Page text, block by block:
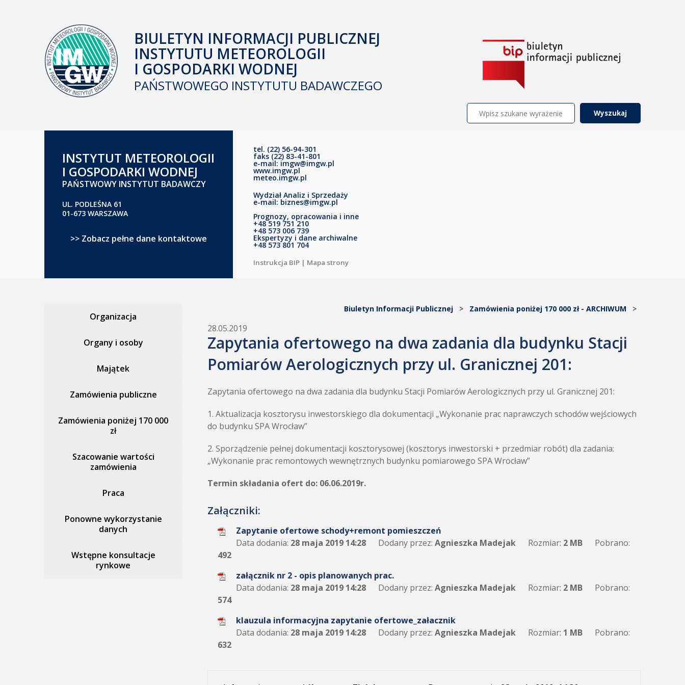
BIULETYN INFORMACJI PUBLICZNEJ
INSTYTUTU METEOROLOGII
I GOSPODARKI WODNEJ
PAŃSTWOWEGO INSTYTUTU BADAWCZEGO
Szukaj:
INSTYTUT METEOROLOGII
I GOSPODARKI WODNEJ
PAŃSTWOWY INSTYTUT BADAWCZY
UL. PODLEŚNA 61
01-673 WARSZAWA
>> Zobacz pełne dane kontaktowe
tel. (22) 56-94-301
faks (22) 83-41-801
e-mail: imgw@imgw.pl
www.imgw.pl
meteo.imgw.pl
Wydział Analiz i Sprzedaży
e-mail: biznes@imgw.pl
Prognozy, opracowania i inne
+48 519 751 210
+48 573 006 739
Ekspertyzy i dane archiwalne
+48 573 801 704
Instrukcja BIP | Mapa strony
Organizacja
Organy i osoby
Majątek
Zamówienia publiczne
Zamówienia poniżej 170 000
zł
Szacowanie wartości
zamówienia
Praca
Ponowne wykorzystanie
danych
Wstępne konsultacje
rynkowe
Biuletyn Informacji Publicznej > Zamówienia poniżej 170 000 zł - ARCHIWUM >
28.05.2019
Zapytania ofertowego na dwa zadania dla budynku Stacji
Pomiarów Aerologicznych przy ul. Granicznej 201:
Zapytania ofertowego na dwa zadania dla budynku Stacji Pomiarów Aerologicznych przy ul. Granicznej 201:
1. Aktualizacja kosztorysu inwestorskiego dla dokumentacji „Wykonanie prac naprawczych schodów wejściowych
do budynku SPA Wrocław”
2. Sporządzenie pełnej dokumentacji kosztorysowej (kosztorys inwestorski + przedmiar robót) dla zadania:
„Wykonanie prac remontowych wewnętrznych budynku pomiarowego SPA Wrocław”
Termin składania ofert do: 06.06.2019r.
Załączniki:
Zapytanie ofertowe schody+remont pomieszczeń
Data dodania: 28 maja 2019 14:28 Dodany przez: Agnieszka Madejak Rozmiar: 2 MB
Pobrano:
492
załącznik nr 2 - opis planowanych prac.
Data dodania: 28 maja 2019 14:28 Dodany przez: Agnieszka Madejak Rozmiar: 2 MB
Pobrano:
574
klauzula informacyjna zapytanie ofertowe_załacznik
Data dodania: 28 maja 2019 14:28 Dodany przez: Agnieszka Madejak Rozmiar: 1 MB
Pobrano:
632